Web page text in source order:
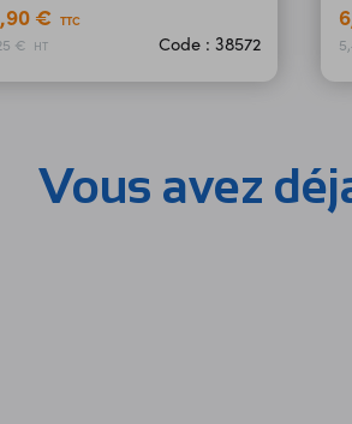
€ TTC
€ HT Code : 38572
Vous avez